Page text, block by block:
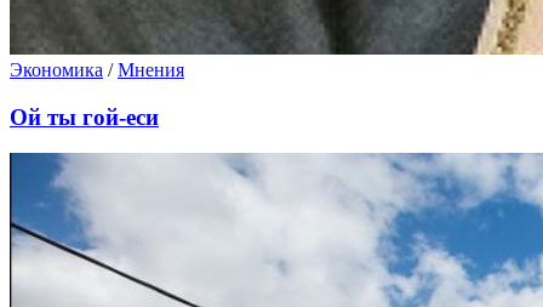
Экономика /Мнения
Ой ты гой-еси